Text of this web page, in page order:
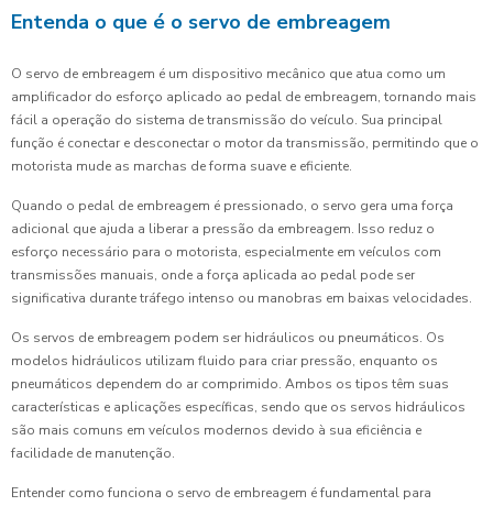
Entenda o que é o servo de embreagem
O servo de embreagem é um dispositivo mecânico que atua como um
amplificador do esforço aplicado ao pedal de embreagem, tornando mais
fácil a operação do sistema de transmissão do veículo. Sua principal
função é conectar e desconectar o motor da transmissão, permitindo que o
motorista mude as marchas de forma suave e eficiente.
Quando o pedal de embreagem é pressionado, o servo gera uma força
adicional que ajuda a liberar a pressão da embreagem. Isso reduz o
esforço necessário para o motorista, especialmente em veículos com
transmissões manuais, onde a força aplicada ao pedal pode ser
significativa durante tráfego intenso ou manobras em baixas velocidades.
Os servos de embreagem podem ser hidráulicos ou pneumáticos. Os
modelos hidráulicos utilizam fluido para criar pressão, enquanto os
pneumáticos dependem do ar comprimido. Ambos os tipos têm suas
características e aplicações específicas, sendo que os servos hidráulicos
são mais comuns em veículos modernos devido à sua eficiência e
facilidade de manutenção.
Entender como funciona o servo de embreagem é fundamental para